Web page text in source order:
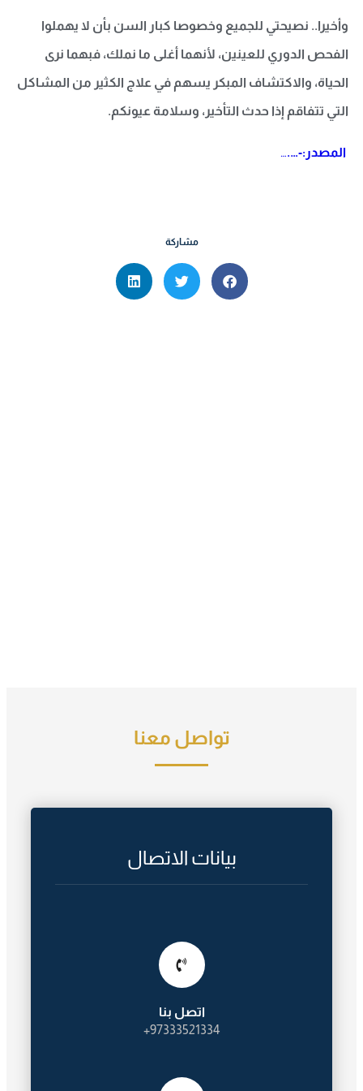
وأخيرا.. نصيحتي للجميع وخصوصا كبار السن بأن لا يهملوا
الفحص الدوري للعينين، لأنهما أغلى ما نملك، فبهما نرى
الحياة، والاكتشاف المبكر يسهم في علاج الكثير من المشاكل
التي تتفاقم إذا حدث التأخير، وسلامة عيونكم.
المصدر:-….…
مشاركة
بيانات الاتصال
اتصل بنا
97333521334+
تواصل معنا